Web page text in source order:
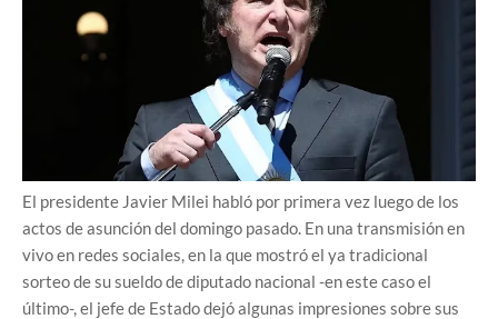
El presidente Javier Milei habló por primera vez luego de los
actos de asunción del domingo pasado. En una transmisión en
vivo en redes sociales, en la que mostró el ya tradicional
sorteo de su sueldo de diputado nacional -en este caso el
último-, el jefe de Estado dejó algunas impresiones sobre sus